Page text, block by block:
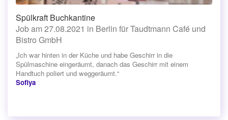
Spülkraft Buchkantine
Job am 27.08.2021 in Berlin für Taudtmann Café und
Bistro GmbH
„Ich war hinten in der Küche und habe Geschirr in die
Spülmaschine eingeräumt, danach das Geschirr mit einem
Handtuch poliert und weggeräumt.“
Sofiya